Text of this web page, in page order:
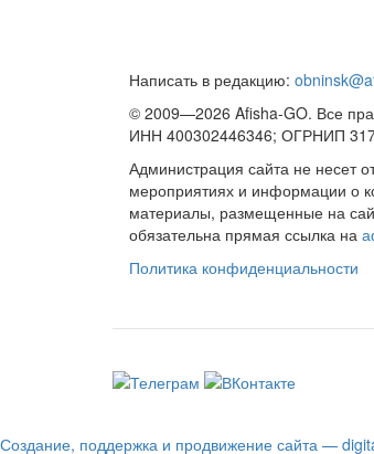
Написать в редакцию:
© 2009—2026 Afisha-GO. Все
ИНН 400302446346; ОГРНИП
Администрация сайта не несет
мероприятиях и информации о
материалы, размещенные на
обязательна прямая ссылка на
Политика конфиденциальности
Создание, поддержка и продвижение сайта —